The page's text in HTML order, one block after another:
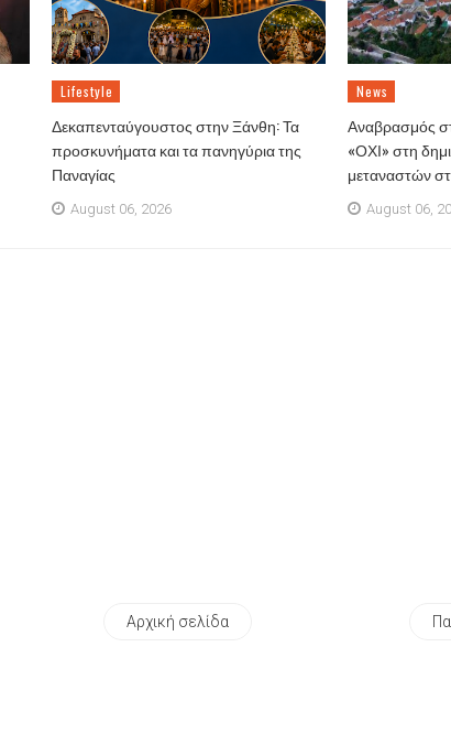
Lifestyle
Δεκαπενταύγουστος στην Ξάνθη: Τα
προσκυνήματα και τα πανηγύρια της
Παναγίας
August 06, 2026
News
Αναβρασμός
«ΟΧΙ» στη
μεταναστών
August 06,
Αρχική σελίδα